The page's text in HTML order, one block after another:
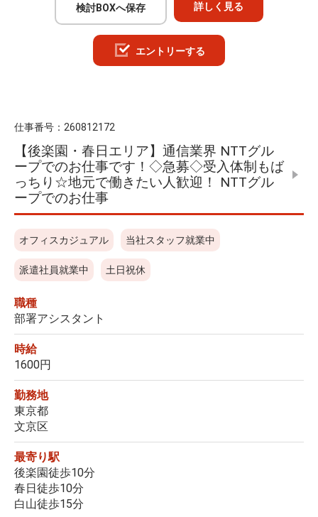
検討BOXへ保存 詳しく見る
エントリーする
仕事番号： 260812172
【後楽園・春日エリア】通信業界 NTTグル
ープでのお仕事です！◇急募◇受入体制もば
っちり☆地元で働きたい人歓迎！ NTTグル
ープでのお仕事
オフィスカジュアル 当社スタッフ就業中
派遣社員就業中 土日祝休
職種
部署アシスタント
時給
1600円
勤務地
東京都
文京区
最寄り駅
後楽園徒歩10分
春日徒歩10分
白山徒歩15分